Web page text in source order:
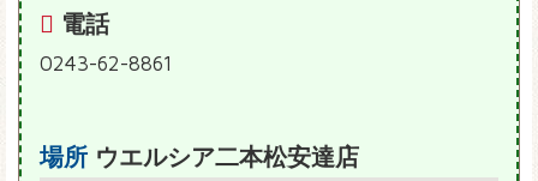
電話
0243-62-8861
場所 ウエルシア二本松安達店